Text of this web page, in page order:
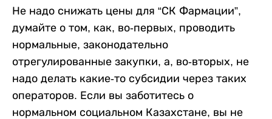
Не надо снижать цены для “СК Фармации”,
думайте о том, как, во-первых, проводить
нормальные, законодательно
отрегулированные закупки, а, во-вторых, не
надо делать какие-то субсидии через таких
операторов. Если вы заботитесь о
нормальном социальном Казахстане, вы не